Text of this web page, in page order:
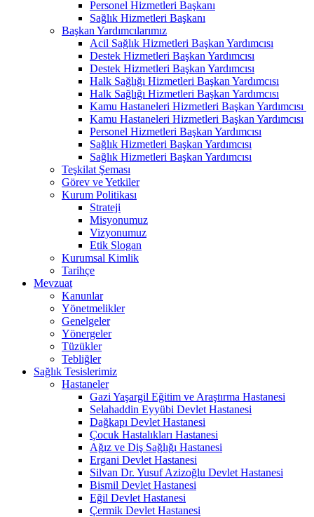
Personel Hizmetleri Başkanı
Sağlık Hizmetleri Başkanı
Başkan Yardımcılarımız
Acil Sağlık Hizmetleri Başkan Yardımcısı
Destek Hizmetleri Başkan Yardımcısı
Destek Hizmetleri Başkan Yardımcısı
Halk Sağlığı Hizmetleri Başkan Yardımcısı
Halk Sağlığı Hizmetleri Başkan Yardımcısı
Kamu Hastaneleri Hizmetleri Başkan Yardımcısı ​
Kamu Hastaneleri Hizmetleri Başkan Yardımcısı
Personel Hizmetleri Başkan Yardımcısı
Sağlık Hizmetleri Başkan Yardımcısı
Sağlık Hizmetleri Başkan Yardımcısı
Teşkilat Şeması
Görev ve Yetkiler
Kurum Politikası
Strateji
Misyonumuz
Vizyonumuz
Etik Slogan
Kurumsal Kimlik
Tarihçe
Mevzuat
Kanunlar
Yönetmelikler
Genelgeler
Yönergeler
Tüzükler
Tebliğler
Sağlık Tesislerimiz
Hastaneler
Gazi Yaşargil Eğitim ve Araştırma Hastanesi
Selahaddin Eyyübi Devlet Hastanesi
Dağkapı Devlet Hastanesi
Çocuk Hastalıkları Hastanesi
Ağız ve Diş Sağlığı Hastanesi
Ergani Devlet Hastanesi
Silvan Dr. Yusuf Azizoğlu Devlet Hastanesi
Bismil Devlet Hastanesi
Eğil Devlet Hastanesi
Çermik Devlet Hastanesi